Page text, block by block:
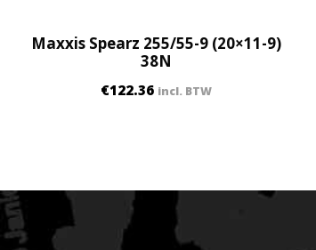
Maxxis Spearz 255/55-9 (20×11-9)
38N
€122.36 incl. BTW